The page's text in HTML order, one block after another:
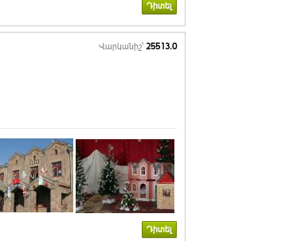
Դիտել
Վարկանիշ՝ 25513.0
Դիտել